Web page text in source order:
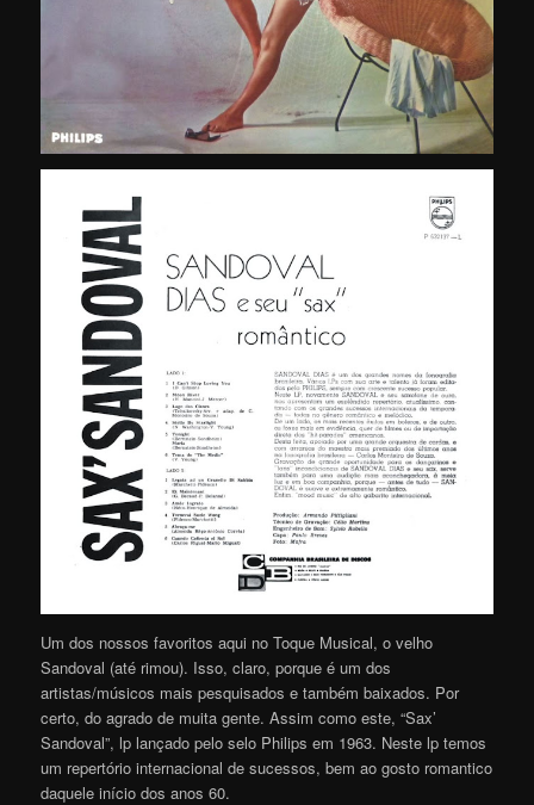
Um dos nossos favoritos aqui no Toque Musical, o velho
Sandoval (até rimou). Isso, claro, porque é um dos
artistas/músicos mais pesquisados e também baixados. Por
certo, do agrado de muita gente. Assim como este, “Sax’
Sandoval”, lp lançado pelo selo Philips em 1963. Neste lp temos
um repertório internacional de sucessos, bem ao gosto romantico
daquele início dos anos 60.